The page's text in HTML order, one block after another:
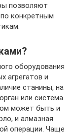
позволяют
конкретным
оборудования
агрегатов и
станины, на
или система
может быть и
и алмазная
операции. Чаще